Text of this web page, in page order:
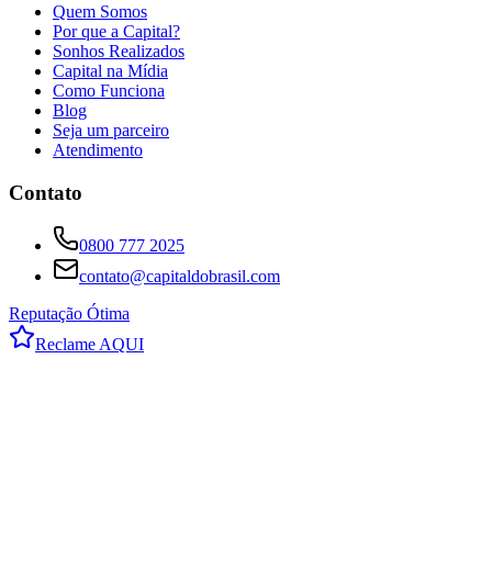
Quem Somos
Por que a Capital?
Sonhos Realizados
Capital na Mídia
Como Funciona
Blog
Seja um parceiro
Atendimento
Contato
0800 777 2025
contato@capitaldobrasil.com
Reputação Ótima
Reclame AQUI